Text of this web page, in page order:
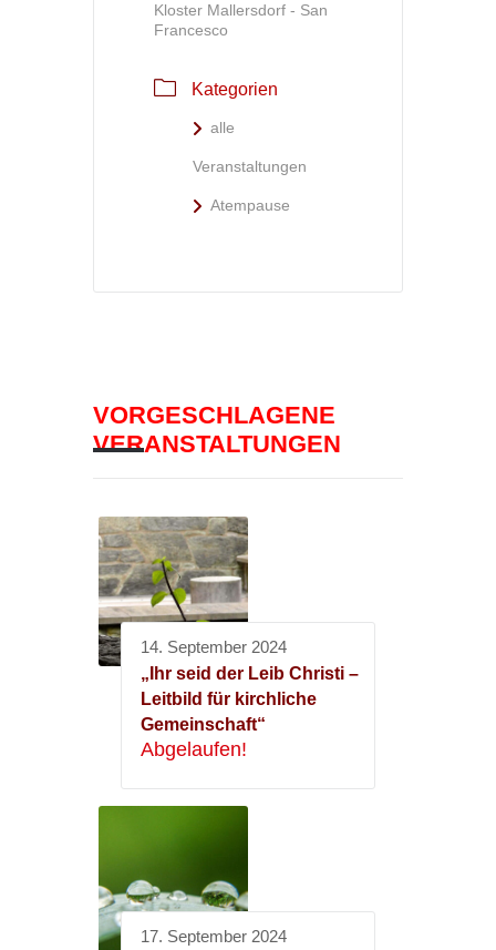
Kloster Mallersdorf - San
Francesco
Kategorien
alle
Veranstaltungen
Atempause
VORGESCHLAGENE
VERANSTALTUNGEN
14. September 2024
„Ihr seid der Leib Christi –
Leitbild für kirchliche
Gemeinschaft“
Abgelaufen!
17. September 2024